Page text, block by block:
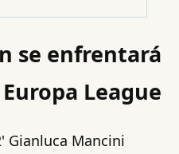
se enfrentará
League
Gianluca Mancini